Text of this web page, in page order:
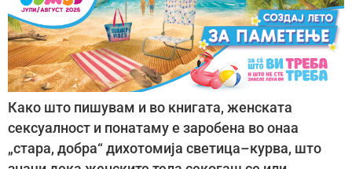
Како што пишувам и во книгата, женската
сексуалност и понатаму е заробена во онаа
„стара, добра“ дихотомија светицa–курва, што